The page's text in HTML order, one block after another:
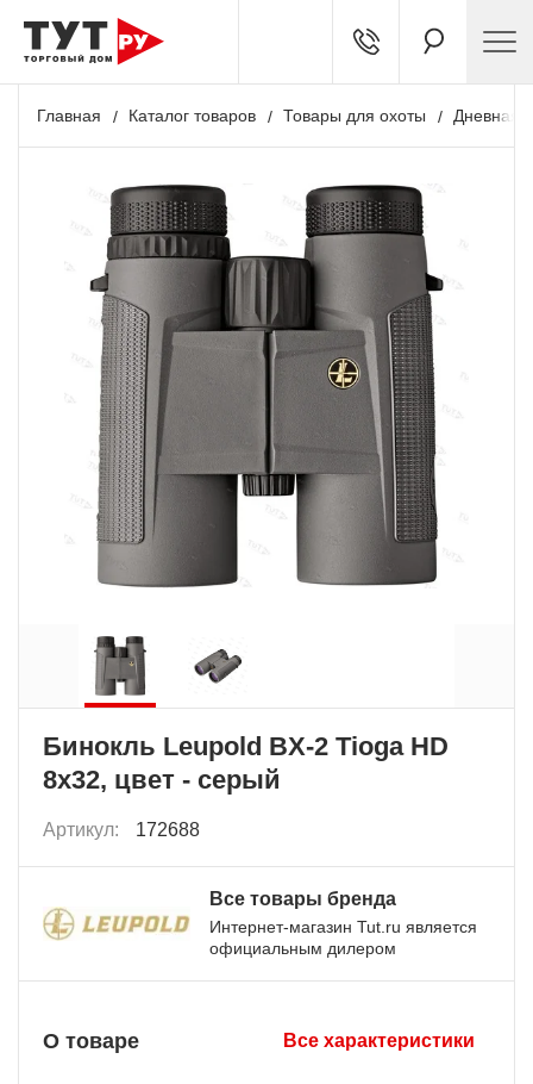
Главная Каталог товаров Товары для охоты Дневная
Бинокль Leupold BX-2 Tioga HD
8x32, цвет - серый
Артикул: 172688
Все товары бренда
Интернет-магазин Tut.ru является
официальным дилером
О товаре Все характеристики